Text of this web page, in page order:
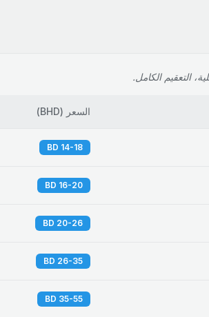
التعقيم الكامل.
السعر (
BHD
)
14-18 BD
16-20 BD
20-26 BD
26-35 BD
35-55 BD